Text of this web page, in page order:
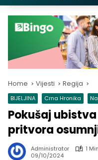
Home Vijesti Regija
BIJELJINA Crna Hronika
Pokušaj
pritvora
Administrator
1
09/10/2024